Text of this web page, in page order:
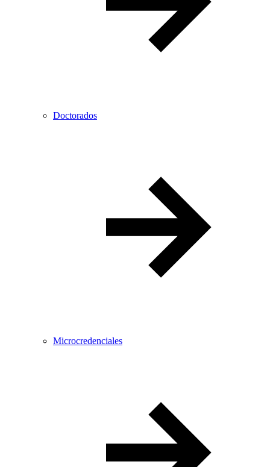
Doctorados
Microcredenciales